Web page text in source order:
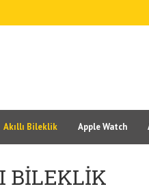
Akıllı Bileklik Apple Watch
BILEKLIK